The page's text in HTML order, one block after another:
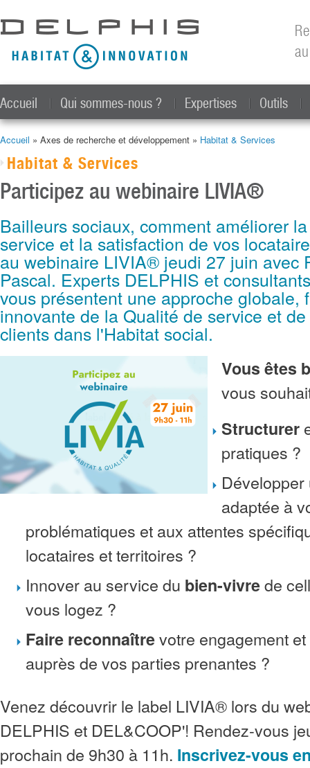
Accueil Qui sommes-nous ? Expertises Outils
Accueil » Axes de recherche et développement » Habitat & Services
Habitat & Services
Participez au webinaire LIVIA®
Bailleurs sociaux, comment améliorer
service et la satisfaction de vos
au webinaire LIVIA® jeudi 27 juin avec
Pascal. Experts DELPHIS et
vous présentent une approche globale,
innovante de la Qualité de service et
clients dans l'Habitat social.
Vous êtes
vous
Structurer
pratiques ?
Développer
adaptée à
problématiques et aux attentes
locataires et territoires ?
Innover au service du bien-vivrede
vous logez ?
Faire reconnaîtrevotre engagement
auprès de vos parties prenantes ?
Venez découvrir le label LIVIA® lors du
DELPHIS et DEL&COOP'! Rendez-vous
prochain de 9h30 à 11h. Inscrivez-vous